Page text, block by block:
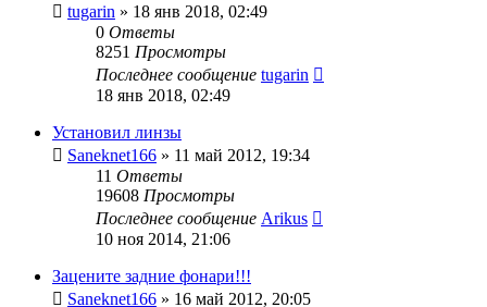
tugarin » 18 янв 2018, 02:49
0 Ответы
8251 Просмотры
Последнее сообщение tugarin
18 янв 2018, 02:49
Установил линзы
Saneknet166 » 11 май 2012, 19:34
11 Ответы
19608 Просмотры
Последнее сообщение Arikus
10 ноя 2014, 21:06
Зацените задние фонари!!!
Saneknet166 » 16 май 2012, 20:05